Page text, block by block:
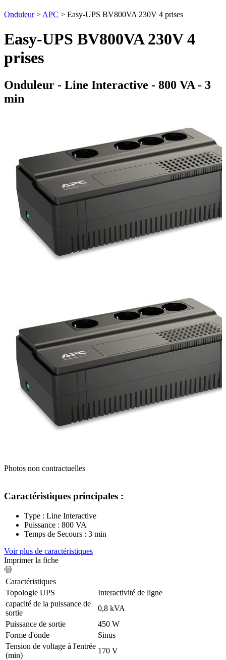
Onduleur> APC > Easy-UPS BV800VA 230V 4 prises
Easy-UPS BV800VA 230V 4
prises
Onduleur - Line Interactive - 800 VA - 3
min
Photos non contractuelles
Caractéristiques principales :
Type : Line Interactive
Puissance : 800 VA
Temps de Secours : 3 min
Voir plus de caractéristiques
Imprimer la fiche
Caractéristiques
Topologie UPS
Interactivité de ligne
capacité de la puissance de
sortie
0,8 kVA
Puissance de sortie
450 W
Forme d'onde
Sinus
Tension de voltage à l'entrée
(min)
170 V